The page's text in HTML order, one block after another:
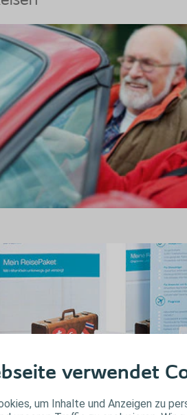
verwendet
um Inhalte und Anzeigen zu
ReisePaket